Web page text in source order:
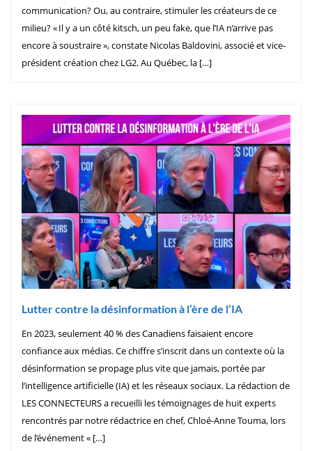
communication? Ou, au contraire, stimuler les créateurs de ce
milieu? « Il y a un côté kitsch, un peu fake, que l’IA n’arrive pas
encore à soustraire », constate Nicolas Baldovini, associé et vice-
président création chez LG2. Au Québec, la […]
Lutter contre la désinformation à l’ère de l’IA
En 2023, seulement 40 % des Canadiens faisaient encore
confiance aux médias. Ce chiffre s’inscrit dans un contexte où la
désinformation se propage plus vite que jamais, portée par
l’intelligence artificielle (IA) et les réseaux sociaux. La rédaction de
LES CONNECTEURS a recueilli les témoignages de huit experts
rencontrés par notre rédactrice en chef, Chloé-Anne Touma, lors
de l’événement « […]